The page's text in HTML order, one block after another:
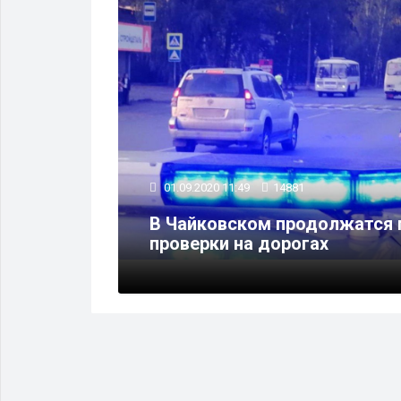
01.09.2020 11:49 14881
В Чайковском продолжатся
проверки на дорогах